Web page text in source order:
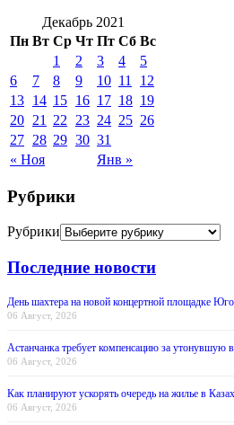
Декабрь 2021
Пн Вт Ср Чт Пт Сб Вс
« Ноя Янв »
1 2 3 4
5
6
7 8 9 10 11
12
13 14 15 16 17 18 19
20 21 22 23 24 25 26
27 28 29 30 31
Рубрики
Рубрики
Последние новости
День шахтера на новой концертной площадке
06 Август, 2026
Астанчанка требует компенсацию за утонувшую
06 Август, 2026
Как планируют ускорять очередь на жилье в
06 Август, 2026